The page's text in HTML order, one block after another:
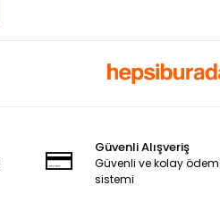
Güvenli Alışveriş
Güvenli ve kolay
sistemi